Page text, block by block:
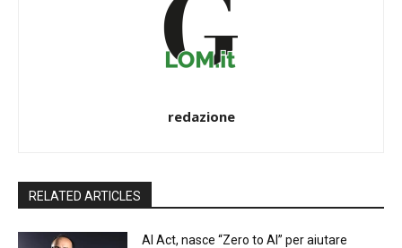
redazione
RELATED ARTICLES
AI Act, nasce “Zero to AI” per aiutare